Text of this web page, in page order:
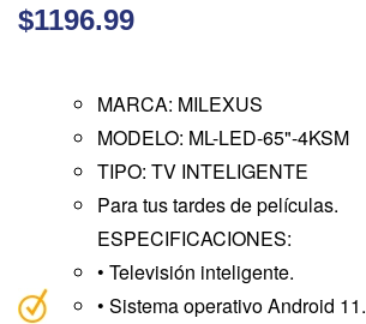
$1196.99
MARCA: MILEXUS
MODELO: ML-LED-65"-4KSM
TIPO: TV INTELIGENTE
Para tus tardes de películas.
ESPECIFICACIONES:
• Televisión inteligente.
• Sistema operativo Android 11.